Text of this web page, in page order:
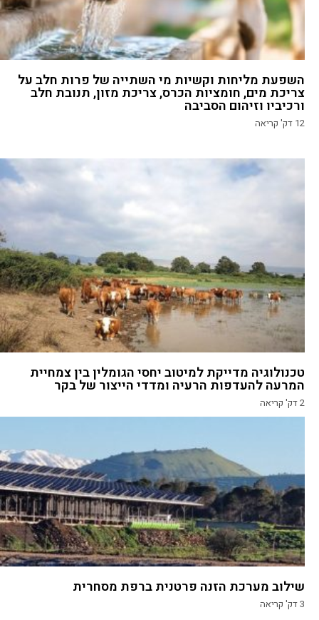
השפעת מליחות וקשיות מי השתייה של פרות חלב על
צריכת מים, חומציות הכרס, צריכת מזון, תנובת חלב
ורכיביו וזיהום הסביבה
12 דק' קריאה
טכנולוגיה מדייקת למיטוב יחסי הגומלין בין צמחיית
המרעה להעדפות הרעיה ומדדי הייצור של בקר
2דק' קריאה
שילוב מערכת הזנה פרטנית ברפת מסחרית
3דק' קריאה